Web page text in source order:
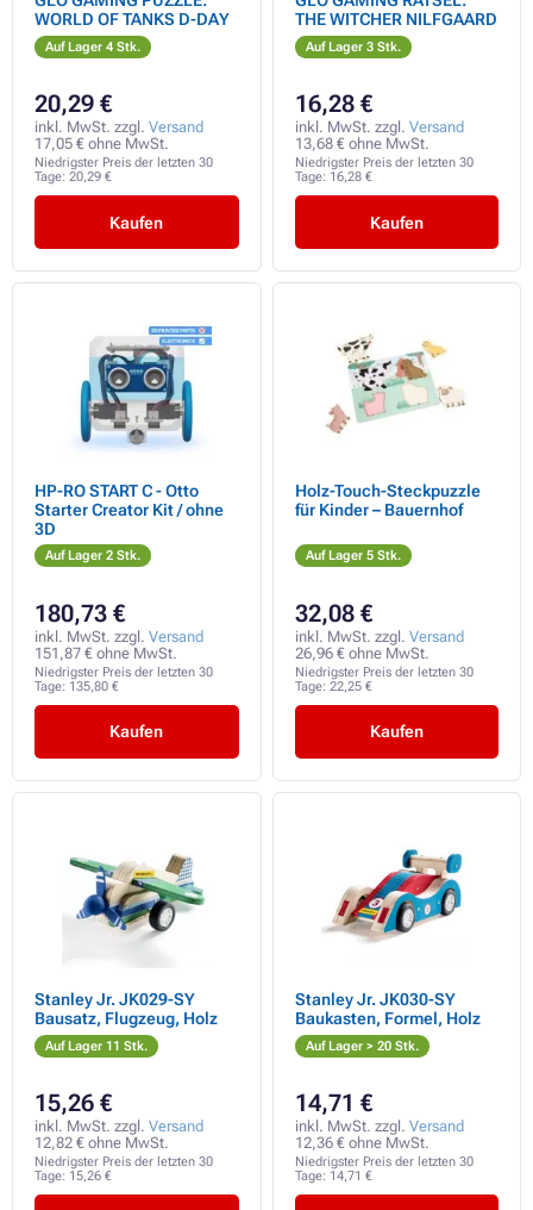
WORLD OF TANKS D-DAY
Auf Lager 4 Stk.
20,29 €
inkl. MwSt. zzgl. Versand
17,05 € ohne MwSt.
Niedrigster Preis der letzten 30
Tage: 20,29 €
Kaufen
THE WITCHER NILFGAARD
Auf Lager 3 Stk.
16,28 €
inkl. MwSt. zzgl. Versand
13,68 € ohne MwSt.
Niedrigster Preis der letzten 30
Tage: 16,28 €
Kaufen
HP-RO START C - Otto
Starter Creator Kit / ohne
3D
Auf Lager 2 Stk.
180,73 €
inkl. MwSt. zzgl. Versand
151,87 € ohne MwSt.
Niedrigster Preis der letzten 30
Tage: 135,80 €
Kaufen
Holz-Touch-Steckpuzzle
für Kinder – Bauernhof
Auf Lager 5 Stk.
32,08 €
inkl. MwSt. zzgl. Versand
26,96 € ohne MwSt.
Niedrigster Preis der letzten 30
Tage: 22,25 €
Kaufen
Stanley Jr. JK029-SY
Bausatz, Flugzeug, Holz
Auf Lager 11 Stk.
15,26 €
inkl. MwSt. zzgl. Versand
12,82 € ohne MwSt.
Niedrigster Preis der letzten 30
Tage: 15,26 €
Stanley Jr. JK030-SY
Baukasten, Formel, Holz
Auf Lager > 20 Stk.
14,71 €
inkl. MwSt. zzgl. Versand
12,36 € ohne MwSt.
Niedrigster Preis der letzten 30
Tage: 14,71 €